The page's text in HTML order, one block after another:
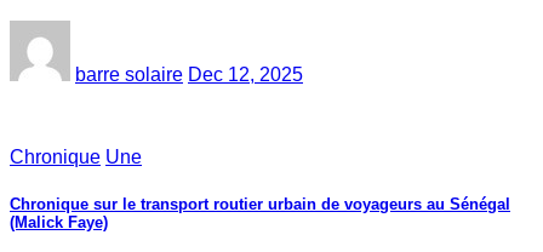
barre solaire Dec 12, 2025
Chronique Une
Chronique sur le transport routier urbain de voyageurs au Sénégal
(Malick Faye)